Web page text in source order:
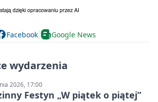
Facebook Google News
wydarzenia
2026, 17:00
Festyn „W piątek o piątej”